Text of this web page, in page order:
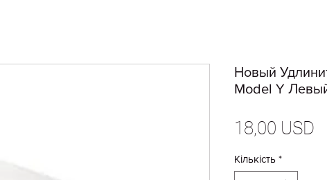
Новый
Model Y
18,00 USD
Кількість *